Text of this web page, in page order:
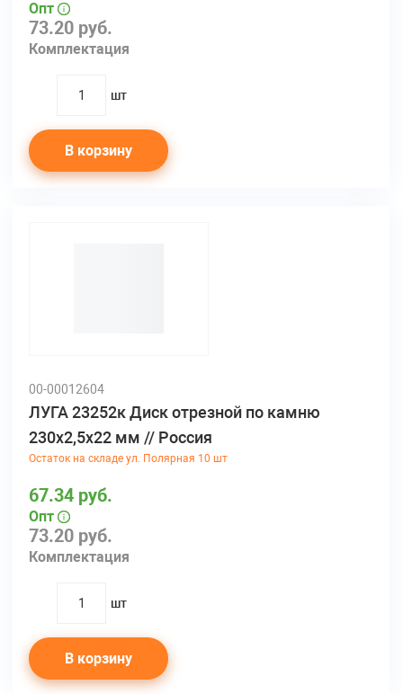
73.20 руб.
Комплектация
Опт
quantity
шт
В корзину
00-00012604
ЛУГА 23252к Диск отрезной по камню
230х2,5х22 мм // Россия
Остаток на складе ул. Полярная 10 шт
73.20 руб.
Комплектация
67.34 руб.
Опт
quantity
шт
В корзину